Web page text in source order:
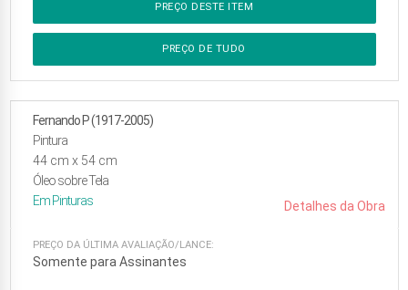
PREÇO DESTE ITEM
PREÇO DE TUDO
Fernando P (1917-2005)
Pintura
44cm x 54 cm
Óleo sobre Tela
Em Pinturas Detalhes da Obra
PREÇO DA ÚLTIMA AVALIAÇÃO/LANCE:
Somente para Assinantes